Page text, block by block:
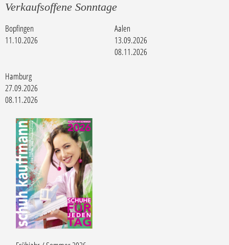
Verkaufsoffene Sonntage
Bopfingen
11.10.2026
Aalen
13.09.2026
08.11.2026
Hamburg
27.09.2026
08.11.2026